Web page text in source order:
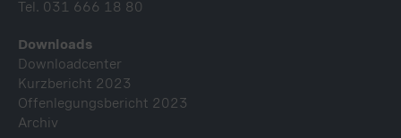
Tel. 031 666 18 80
Downloads
Downloadcenter
Kurzbericht 2023
Offenlegungsbericht 2023
Archiv